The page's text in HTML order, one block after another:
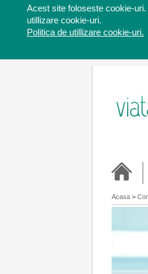
Acest site foloseste cookie-
utillizare cookie-uri.
Politica de utillizare cookie-uri.
Acasa >